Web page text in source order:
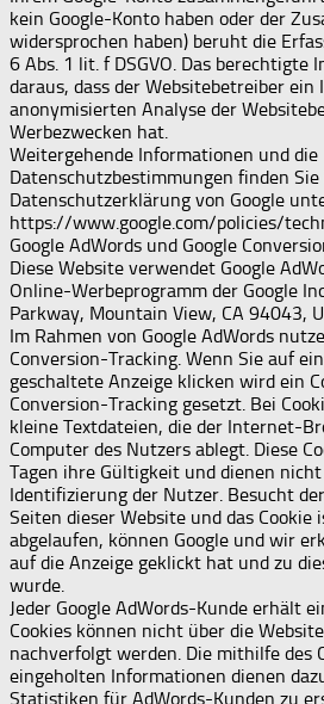
kein Google-Konto haben oder der
widersprochen haben) beruht die
6 Abs. 1 lit. f DSGVO. Das berechtigte
daraus, dass der Websitebetreiber ein
anonymisierten Analyse der
Werbezwecken hat.
Weitergehende Informationen und die
Datenschutzbestimmungen finden
Datenschutzerklärung von Google
https://www.google.com/policies/
Google AdWords und Google
Diese Website verwendet Google
Online-Werbeprogramm der Google
Parkway, Mountain View, CA 94043,
Im Rahmen von Google AdWords
Conversion-Tracking. Wenn Sie auf
geschaltete Anzeige klicken wird ein
Conversion-Tracking gesetzt. Bei
kleine Textdateien, die der Internet-
Computer des Nutzers ablegt. Diese
Tagen ihre Gültigkeit und dienen
Identifizierung der Nutzer. Besucht
Seiten dieser Website und das Cookie
abgelaufen, können Google und wir
auf die Anzeige geklickt hat und zu
wurde.
Jeder Google AdWords-Kunde erhält
Cookies können nicht über die
nachverfolgt werden. Die mithilfe des
eingeholten Informationen dienen
Statistiken für AdWords-Kunden zu